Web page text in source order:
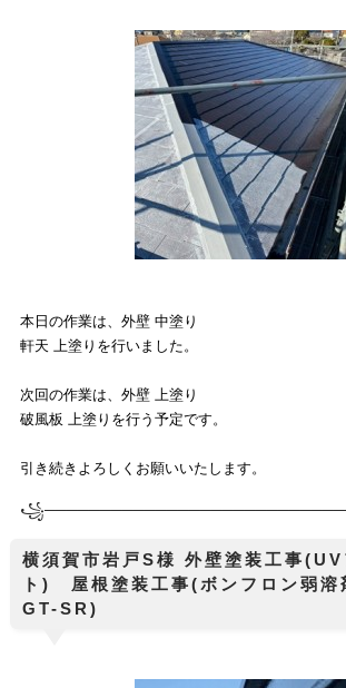
本日の作業は、 外壁 中塗り
軒天 上塗り を行いました。
次回の作業は、外壁 上塗り
破風板 上塗りを行う予定です。
引き続きよろしくお願いいたします。
꧁────────────
横須賀市岩戸S様 外壁塗装工事(UV
ト) 屋根塗装工事(ボンフロン弱溶
GT-SR)